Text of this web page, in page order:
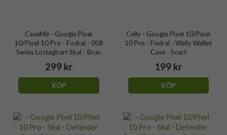
CaseMe - Google Pixel
10/Pixel 10 Pro - Fodral - 008
Series Löstagbart Skal - Brun
299 kr
KÖP
Celly - Google Pixel 10/Pixel
10 Pro - Fodral - Wally Wallet
Case - Svart
199 kr
KÖP